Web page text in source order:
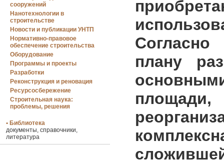
сооружений
Нанотехнологии в
строительстве
Новости и публикации УНТП
Нормативно-правовое
обеспечение строительства
Оборудование
Программы и проекты
Разработки
Реконструкция и реновация
Ресурсосбережение
Строительная наука:
проблемы, решения
• Библиотека
документы, справочники,
литература
плану